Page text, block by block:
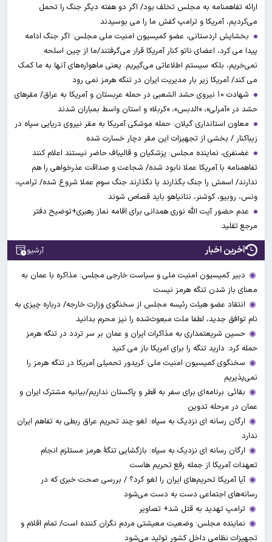
ارائه تفاهمنامه به مجلس تخلف بود/ اگر دو هفته دیگر جنگ را تحمل
می‌کردیم، آمریکا و ترامپ کفش ما را می بوسیدند
بخشایش اردستانی، عضو کمیسیون امنیت ملی مجلس: اگر جنگ ادامه
پیدا می کرد، اعضای ناتو کنار آمریکا قرار می‌گرفتند/ما از چین اسلحه
نمی‌خریم، بلکه سیستم اطلاعاتی می‌گیریم. یعنی ماهواره‌های آنها به ما کمک
می کند/ آمریکا زیر بار مدیریت ایران در تنگه هرمز نمی رود
شهادت ۱۰ نیروی حشد الشعبی در حمله عربستان و آمریکا به عراق/ مقرهای
حشد در »آمرلی»، «الدبس»، «کربلا« و استان واسط بمباران شدند
معاون استانداری گیلان: حمله موشکی آمریکا به مقر نیروی دریایی سپاه در
زیباکنار / بخشی از تجهیزات این مقر دچار خسارت شده
غضنفری، نماینده مجلس: پزشکیان و قالیباف حاضر نیستند اعلام کنند
تفاهمنامه با آمریکا عملا نابود شده/ شجاعت و صداقت عذرخواهی را هم
ندارند/ اسمش را جنگ بگذارند یا نگذارند جنگ سوم عملا شروع شده/ ترامپ،
ونس، روبیو، کوشنر، نتانیاهو باید قصاص شوند
عدم حضور آیت الله نوری همدانی برای اقامه نماز رهبری+توضیح دفتر
مرجع تقلید
آخرین اخبار آرشیو
دبیر کمیسیون امنیت ملی و سیاست خارجی مجلس: مذاکره با عمان به
معنای باز شدن تنگه هرمز نیست
انتقاد عضو هیئت رئیسه مجلس از سخنگوی وزارت خارجه/ درباره چیزی به
نام توافق جدید، لطفا ملت مبعوث‌شده را نیز محرم بدانید
حسین شریعتمداری به مذاکرات ایران و عمان بر سر تردد در تنگه هرمز
حمله کرد: دارید تنگه را برای امریکا باز می کنید
سخنگوی کمیسیون امنیت ملی: کریدور تحمیلی آمریکا در تنگه هرمز را
نمی‌پذیریم
بقائی: برنامه‌ای برای سفر به قطر و پاکستان نداریم/بیانیه مشترک ایران و
عمان در مرحله تدوین
ارگان رسانه ای نزدیک به سپاه: لغو چند تحریم عراق ربطی به تفاهم ایران
ندارد
ارگان رسانه ای نزدیک به سپاه: بازگشایی تنگۀ هرمز مستلزم انجام
تعهدات آمریکا از جمله رفع تحریم هاست
آیا آمریکا تحریم‌های ایران را لغو کرد؟ / بررسی صحت خبری که در
رسانه‌های اجتماعی دست به دست می‌شود
ترامپ تهدید به قتل شد+ تصاویر
نماینده مجلس: وضعیت معیشتی مردم نگران کننده است/ تمام اقلام و
تجهیزات نظامی داخل کشور تولید می‌شود